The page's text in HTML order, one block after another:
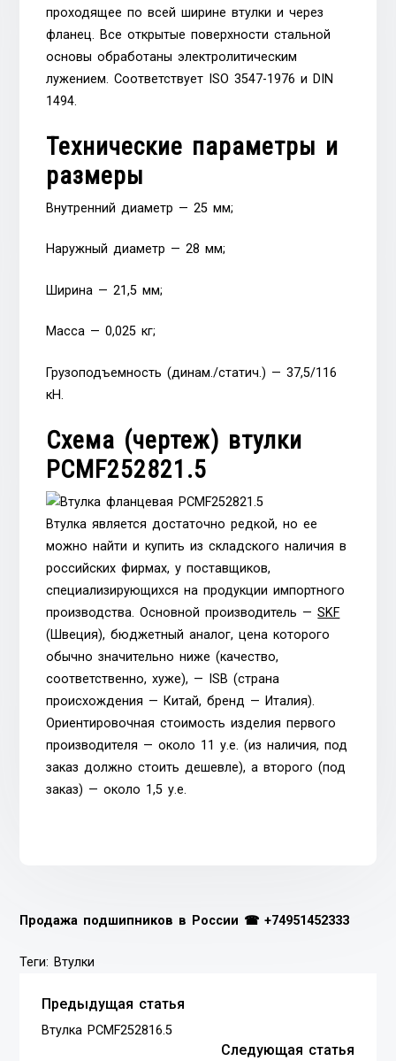
проходящее по всей ширине втулки и через
фланец. Все открытые поверхности стальной
основы обработаны электролитическим
лужением. Соответствует ISO 3547-1976 и DIN
1494.
Технические параметры и
размеры
Внутренний диаметр — 25 мм;
Наружный диаметр — 28 мм;
Ширина — 21,5 мм;
Масса — 0,025 кг;
Грузоподъемность (динам./статич.) — 37,5/116
кН.
Схема (чертеж) втулки
PCMF252821.5
Втулка является достаточно редкой, но ее
можно найти и купить из складского наличия в
российских фирмах, у поставщиков,
специализирующихся на продукции импортного
производства. Основной производитель —SKF
(Швеция), бюджетный аналог, цена которого
обычно значительно ниже (качество,
соответственно, хуже), — ISB (страна
происхождения — Китай, бренд — Италия).
Ориентировочная стоимость изделия первого
производителя — около 11 у.е. (из наличия, под
заказ должно стоить дешевле), а второго (под
заказ) — около 1,5 у.е.
Продажа подшипников в России ☎+74951452333
Теги: Втулки
Предыдущая статья
Втулка PCMF252816.5
Следующая статья